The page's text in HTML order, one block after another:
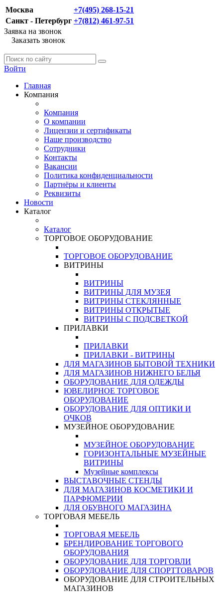
Москва
+7(495) 268-15-21
Санкт - Петербург +7(812) 461-97-51
Заявка на звонок
Заказать звонок
Войти
Главная
Компания
Компания
О компании
Лицензии и сертификаты
Наше производство
Сотрудники
Контакты
Вакансии
Политика конфиденциальности
Партнёры и клиенты
Реквизиты
Новости
Каталог
Каталог
ТОРГОВОЕ ОБОРУДОВАНИЕ
ТОРГОВОЕ ОБОРУДОВАНИЕ
ВИТРИНЫ
ВИТРИНЫ
ВИТРИНЫ ДЛЯ МУЗЕЯ
ВИТРИНЫ СТЕКЛЯННЫЕ
ВИТРИНЫ ОТКРЫТЫЕ
ВИТРИНЫ С ПОДСВЕТКОЙ
ПРИЛАВКИ
ПРИЛАВКИ
ПРИЛАВКИ - ВИТРИНЫ
ДЛЯ МАГАЗИНОВ БЫТОВОЙ ТЕХНИКИ
ДЛЯ МАГАЗИНОВ НИЖНЕГО БЕЛЬЯ
ОБОРУДОВАНИЕ ДЛЯ ОДЕЖДЫ
ЮВЕЛИРНОЕ ТОРГОВОЕ
ОБОРУДОВАНИЕ
ОБОРУДОВАНИЕ ДЛЯ ОПТИКИ И
ОЧКОВ
МУЗЕЙНОЕ ОБОРУДОВАНИЕ
МУЗЕЙНОЕ ОБОРУДОВАНИЕ
ГОРИЗОНТАЛЬНЫЕ МУЗЕЙНЫЕ
ВИТРИНЫ
Музейные комплексы
ВЫСТАВОЧНЫЕ СТЕНДЫ
ДЛЯ МАГАЗИНОВ КОСМЕТИКИ И
ПАРФЮМЕРИИ
ДЛЯ ОБУВНОГО МАГАЗИНА
ТОРГОВАЯ МЕБЕЛЬ
ТОРГОВАЯ МЕБЕЛЬ
БРЕНДИРОВАНИЕ ТОРГОВОГО
ОБОРУДОВАНИЯ
ОБОРУДОВАНИЕ ДЛЯ ТОРГОВЛИ
ОБОРУДОВАНИЕ ДЛЯ СПОРТТОВАРОВ
ОБОРУДОВАНИЕ ДЛЯ СТРОИТЕЛЬНЫХ
МАГАЗИНОВ